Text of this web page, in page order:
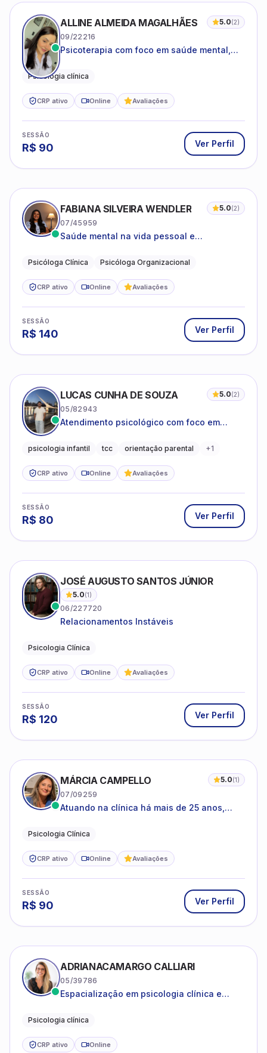
ALLINE ALMEIDA MAGALHÃES 5.0(2)
09/22216
Psicoterapia com foco em saúde mental,
adolescentes e adultos.
Psicologia clínica
CRP ativo Online Avaliações
SESSÃO
R$ 90 Ver Perfil
FABIANA SILVEIRA WENDLER 5.0(2)
07/45959
Saúde mental na vida pessoal e
Psicóloga Clínica Psicóloga Organizacional
CRP ativo Online Avaliações
SESSÃO
R$ 140 Ver Perfil
LUCAS CUNHA DE SOUZA 5.0(2)
05/82943
Atendimento psicológico com foco em
promovendo equilíbrio emocional e
psicologia infantil tcc orientação parental +1
CRP ativo Online Avaliações
SESSÃO
R$ 80 Ver Perfil
JOSÉ AUGUSTO SANTOS JÚNIOR
5.0(1)
06/227720
Relacionamentos Instáveis
Psicologia Clínica
CRP ativo Online Avaliações
SESSÃO
R$ 120 Ver Perfil
MÁRCIA CAMPELLO 5.0(1)
07/09259
Atuando na clínica há mais de 25 anos,
estruturas, com experiência em
Psicologia Clínica
CRP ativo Online Avaliações
SESSÃO
R$ 90 Ver Perfil
ADRIANACAMARGO CALLIARI
05/39786
Espacialização em psicologia clínica e
Psicologia clínica
CRP ativo Online